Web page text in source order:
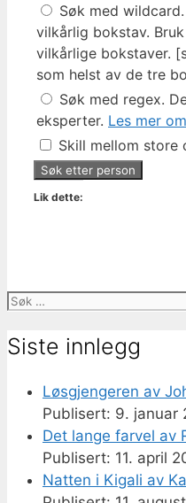
Søk med
vilkårlig bokstav.
vilkårlige bokstaver.
som helst av de tre
Søk med regex.
eksperter. Les mer
Skill mellom store
Lik dette:
Søk
Siste innlegg
Løsgjengeren av
9. januar
Det lange farvel av
11. april
Natten i Kigali av